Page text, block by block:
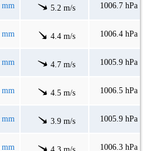
5.2 m/s 1006.7 hPa
4.4 m/s 1006.4 hPa
mm 4.7 m/s 1005.9 hPa
4.5 m/s 1006.5 hPa
3.9 m/s 1005.9 hPa
1006.3 hPa